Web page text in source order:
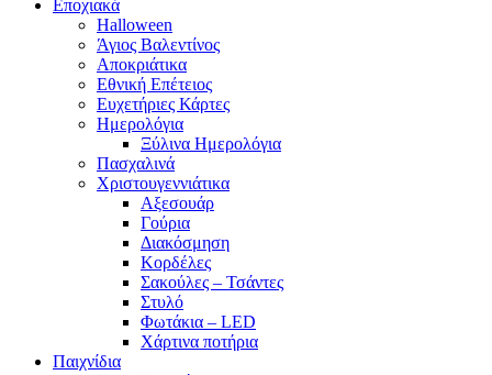
Εποχιακά
Halloween
Άγιος Βαλεντίνος
Αποκριάτικα
Εθνική Επέτειος
Ευχετήριες Κάρτες
Ημερολόγια
Ξύλινα Ημερολόγια
Πασχαλινά
Χριστουγεννιάτικα
Αξεσουάρ
Γούρια
Διακόσμηση
Κορδέλες
Σακούλες – Τσάντες
Στυλό
Φωτάκια – LED
Χάρτινα ποτήρια
Παιχνίδια